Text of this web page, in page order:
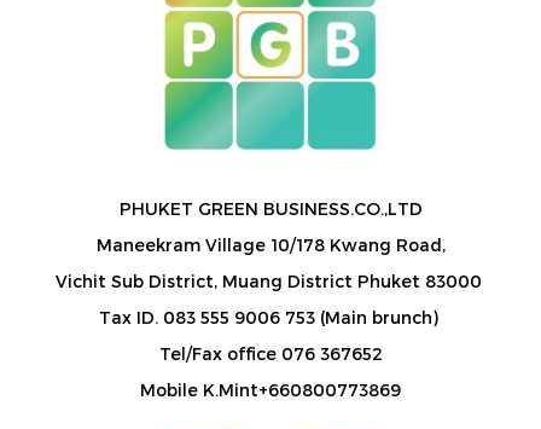
PHUKET GREEN BUSINESS.CO.,LTD
Maneekram Village 10/178 Kwang Road,
Vichit Sub District, Muang District Phuket 83000
Tax ID. 083 555 9006 753 (Main brunch)
Tel/Fax office 076 367652
Mobile K.Mint+660800773869